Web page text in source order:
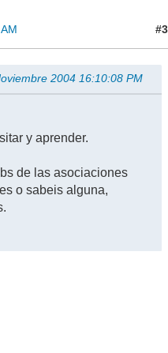
#3
2004 16:10:08 PM
y aprender.
de las asociaciones
o sabeis alguna,